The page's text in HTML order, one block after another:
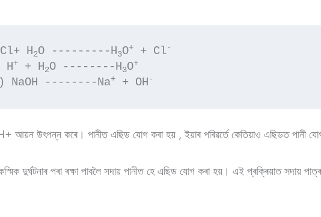
H2O ---------H3O+ + Cl-
H+ + H2O --------H3O+
NaOH --------Na+ + OH-
আয়ন উৎপন্ন কৰে। পানীত এছিড যোগ কৰা হয় , ইয়াৰ পৰিৱৰ্তে কেতিয়াও এছিডত পানী
দুৰ্ঘটনাৰ পৰা ৰক্ষা পাবলৈ সদায় পানীত হে এছিড যোগ কৰা হয়। এই প্ৰক্ৰিয়াত সদায়